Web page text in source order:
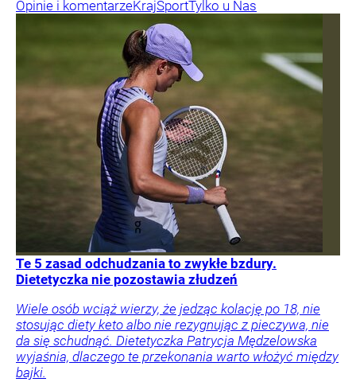
Opinie i komentarzeKrajSportTylko u Nas
Te 5 zasad odchudzania to zwykłe bzdury.
Dietetyczka nie pozostawia złudzeń
Wiele osób wciąż wierzy, że jedząc kolację po 18, nie
stosując diety keto albo nie rezygnując z pieczywa, nie
da się schudnąć. Dietetyczka Patrycja Mędzelowska
wyjaśnia, dlaczego te przekonania warto włożyć między
bajki.